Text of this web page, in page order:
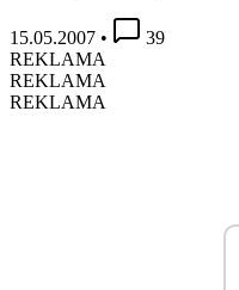
15.05.2007 •
39
REKLAMA
REKLAMA
REKLAMA